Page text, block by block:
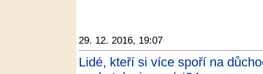
29. 12. 2016, 19:07
Lidé, kteří si více spoří na